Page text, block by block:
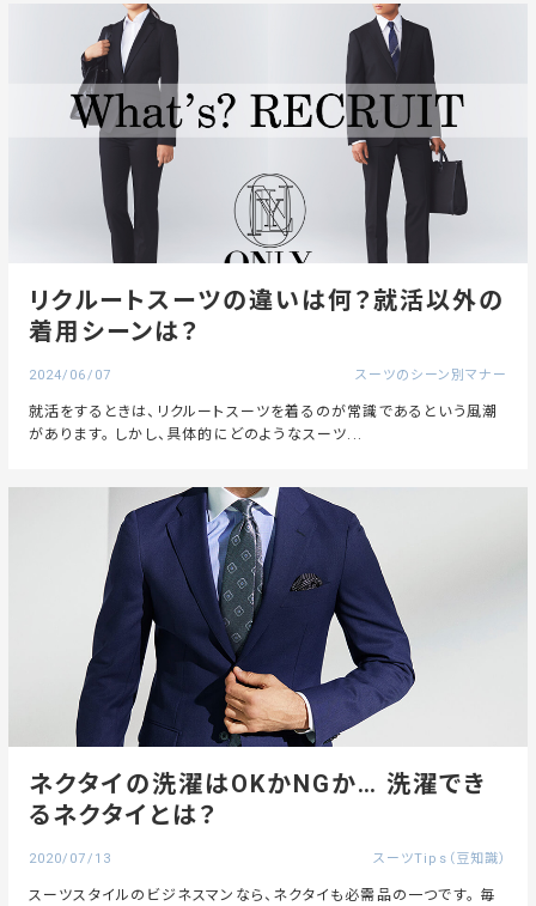
リクルートスーツの違いは何？就活以外の
着用シーンは？
2024/06/07 スーツのシーン別マナー
就活をするときは、リクルートスーツを着るのが常識であるという風潮
があります。 しかし、具体的にどのようなスーツ...
ネクタイの洗濯はOKかNGか… 洗濯でき
るネクタイとは？
2020/07/13 スーツTips（豆知識）
スーツスタイルのビジネスマンなら、ネクタイも必需品の一つです。 毎